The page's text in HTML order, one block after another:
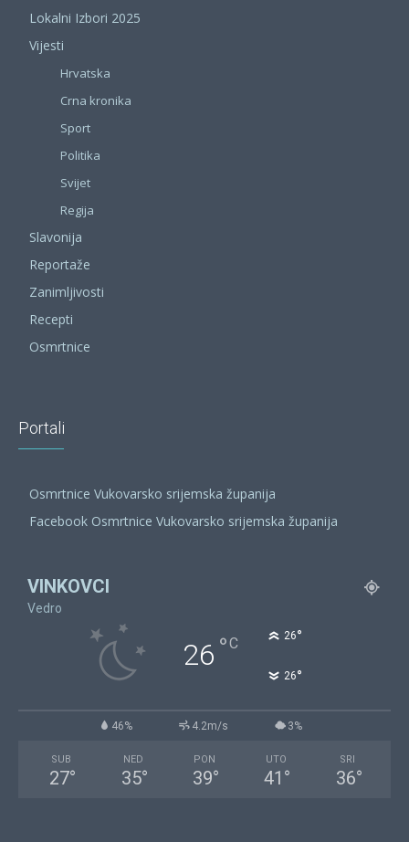
Lokalni Izbori 2025
Vijesti
Hrvatska
Crna kronika
Sport
Politika
Svijet
Regija
Slavonija
Reportaže
Zanimljivosti
Recepti
Osmrtnice
Portali
Osmrtnice Vukovarsko srijemska županija
Facebook Osmrtnice Vukovarsko srijemska županija
VINKOVCI
Vedro
26 °C 26°
26°
46% 4.2m/s 3%
SUB
27°
NED
35°
PON
39°
UTO
41 °
SRI
36°